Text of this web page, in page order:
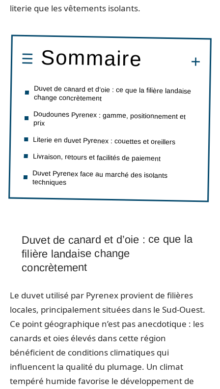
literie que les vêtements isolants.
Sommaire
Duvet de canard et d’oie : ce que la filière landaise
change concrètement
Doudounes Pyrenex : gamme, positionnement et
prix
Literie en duvet Pyrenex : couettes et oreillers
Livraison, retours et facilités de paiement
Duvet Pyrenex face au marché des isolants
techniques
Duvet de canard et d’oie : ce que la
filière landaise change
concrètement
Le duvet utilisé par Pyrenex provient de filières
locales, principalement situées dans le Sud-Ouest.
Ce point géographique n’est pas anecdotique : les
canards et oies élevés dans cette région
bénéficient de conditions climatiques qui
influencent la qualité du plumage. Un climat
tempéré humide favorise le développement de